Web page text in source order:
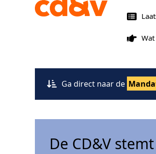
Ga direct naar de
De CD&V